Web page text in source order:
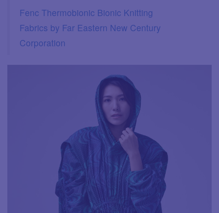
Fenc Thermobionic Bionic Knitting
Fabrics by Far Eastern New Century
Corporation